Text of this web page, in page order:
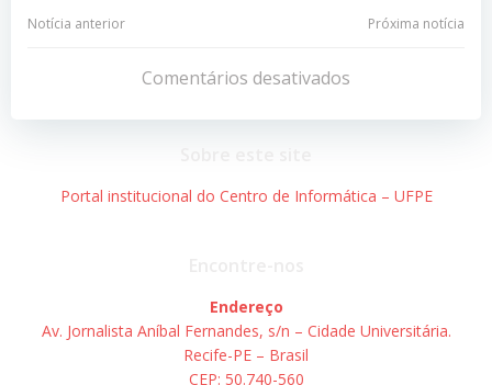
Navegação
Post
Notícia anterior
Navegação
de
Post
Próxima notícia
Comentários desativados
Portal institucional do Centro de Informática – UFPE
Endereço
Av. Jornalista Aníbal Fernandes, s/n – Cidade Universitária.
Recife-PE – Brasil
CEP: 50.740-560